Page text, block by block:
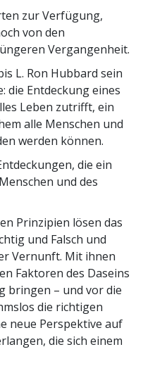
zur Verfügung,
von den
Vergangenheit.
L. Ron Hubbard sein
die Entdeckung eines
Leben zutrifft, ein
alle Menschen und
werden können.
die ein
und des
Prinzipien lösen das
und Falsch und
Vernunft. Mit ihnen
Faktoren des Daseins
bringen – und vor die
die richtigen
neue Perspektive auf
die sich einem